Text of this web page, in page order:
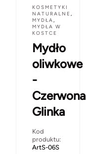
KOSMETYKI
NATURALNE ,
MYDŁA,
MYDŁA W
KOSTCE
Mydło
oliwkowe
-
Czerwona
Glinka
Kod
produktu:
ArtS-06S